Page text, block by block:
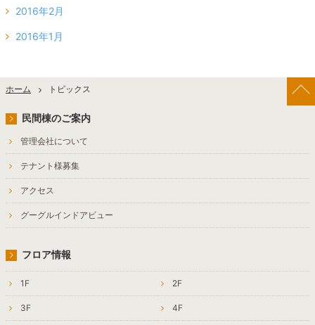
2016年2月
2016年1月
ホーム トピックス
民間棟のご案内
管理会社について
テナント様募集
アクセス
グーグルインドアビュー
フロア情報
1F 2F
3F 4F